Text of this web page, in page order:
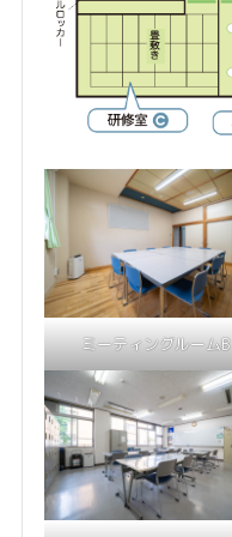
ミーティングルームB